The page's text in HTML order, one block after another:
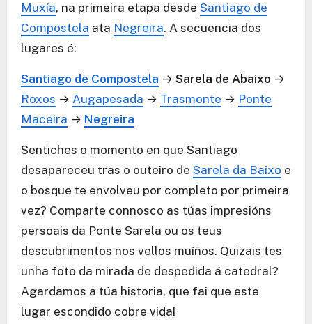
Muxía, na primeira etapa desde Santiago de
Compostela ata Negreira. A secuencia dos
lugares é:
Santiago de Compostela → Sarela de Abaixo →
Roxos → Augapesada → Trasmonte → Ponte
Maceira → Negreira
Sentiches o momento en que Santiago
desapareceu tras o outeiro de Sarela da Baixo e
o bosque te envolveu por completo por primeira
vez? Comparte connosco as túas impresións
persoais da Ponte Sarela ou os teus
descubrimentos nos vellos muíños. Quizais tes
unha foto da mirada de despedida á catedral?
Agardamos a túa historia, que fai que este
lugar escondido cobre vida!